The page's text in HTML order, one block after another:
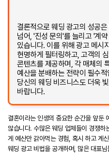
결론적으로 웨딩 광고의 성공
넘어, '진성 문의'를 늘리고 '계
있습니다. 이를 위해 광고 메시
현명하게 필터링하고, 고객의
콘텐츠를 제공하며, 각 매체의
예산을 분배하는 전략이 필수
당신의 웨딩 비즈니스도 더욱
바랍니다.
결혼이라는 인생의 중요한 순간을 앞둔
않습니다. 수많은 웨딩 업체들이 경쟁
게 예산만 갉아먹는 경험, 혹시 하고 계
웨딩 광고 비법을 공개하며, 많은 대표